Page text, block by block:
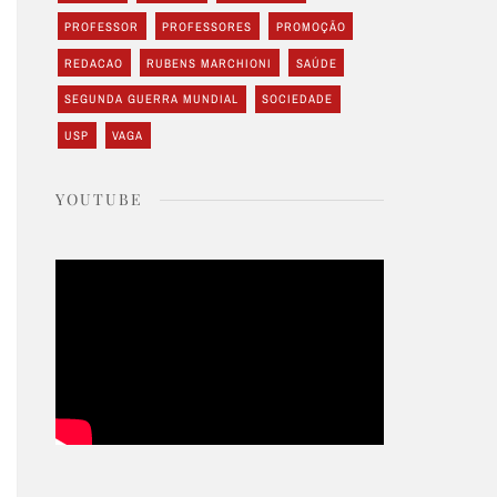
PROFESSOR PROFESSORES PROMOÇÃO
REDACAO RUBENS MARCHIONI SAÚDE
SEGUNDA GUERRA MUNDIAL SOCIEDADE
USP VAGA
YOUTUBE